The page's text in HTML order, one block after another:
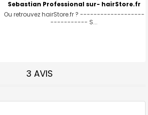
Sebastian Professional sur- hairStore.fr
Ou retrouvez hairStore.fr ? -------------------
----------- S...
3 AVIS